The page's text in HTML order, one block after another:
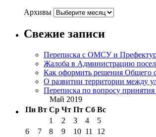
Архивы
Свежие записи
Переписка с ОМСУ и
Жалоба в Администрацию
Как оформить решения Общего
О развитии территории между
Переписка по вопросу
Май 2019
Пн Вт Ср Чт Пт Сб Вс
1
2 3 4
5
6
7 8 9 10 11
12